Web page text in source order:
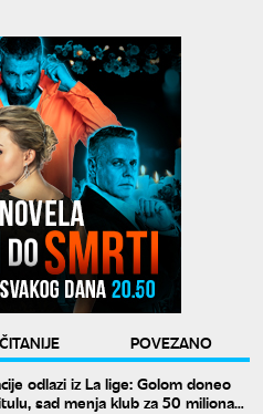
POVEZANO
odlazi iz La lige: Golom doneo
sad menja klub za 50 miliona